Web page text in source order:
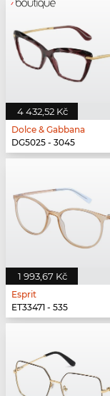
4 432,52 Kč
Dolce & Gabbana
DG5025 - 3045
1 993,67 Kč
Esprit
ET33471 - 535